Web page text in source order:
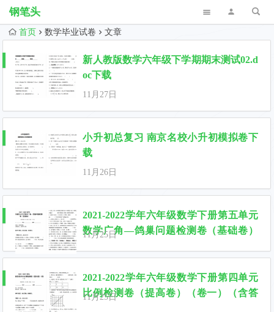
钢笔头
首页 数学毕业试卷 文章
新人教版数学六年级下学期期末测试02.d
oc下载
11月27日
小升初总复习 南京名校小升初模拟卷下
载
11月26日
2021-2022学年六年级数学下册第五单元
数学广角—鸽巢问题检测卷（基础卷）
11月25日
2021-2022学年六年级数学下册第四单元
比例检测卷（提高卷）（卷一）（含答
11月25日